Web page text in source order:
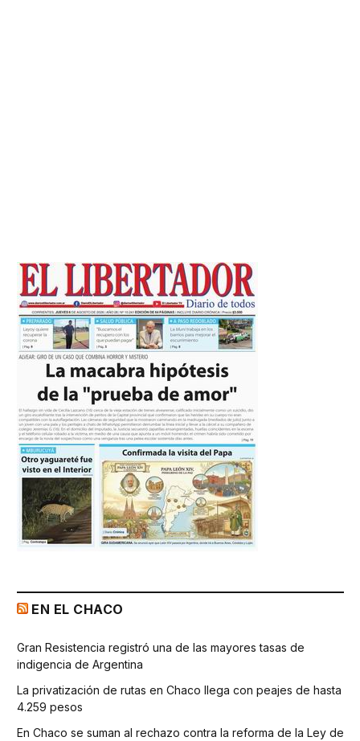
EN EL CHACO
Gran Resistencia registró una de las mayores tasas de
indigencia de Argentina
La privatización de rutas en Chaco llega con peajes de hasta
4.259 pesos
En Chaco se suman al rechazo contra la reforma de la Ley de